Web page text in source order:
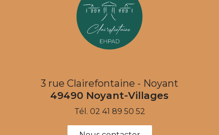
3 rue Clairefontaine - Noyant
49490 Noyant-Villages
Tél. 02 41 89 50 52